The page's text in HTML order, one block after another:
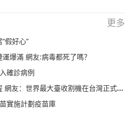
更多
假好心”
爆滿 網友:病毒都死了嗎？
確診病例
：世界最大臺收割機在台灣正式登場了
實施計劃疫苗庫